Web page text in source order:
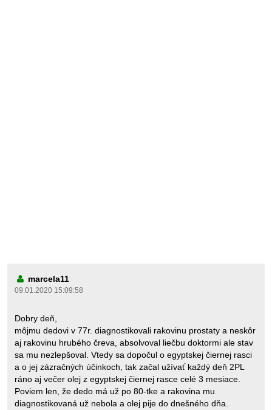
marcela11
09.01.2020 15:09:58
Dobry deň,
môjmu dedovi v 77r. diagnostikovali rakovinu prostaty a neskôr
aj rakovinu hrubého čreva, absolvoval liečbu doktormi ale stav
sa mu nezlepšoval. Vtedy sa dopočul o egyptskej čiernej rasci
a o jej zázračných účinkoch, tak začal užívať každý deň 2PL
ráno aj večer olej z egyptskej čiernej rasce celé 3 mesiace.
Poviem len, že dedo má už po 80-tke a rakovina mu
diagnostikovaná už nebola a olej pije do dnešného dňa.